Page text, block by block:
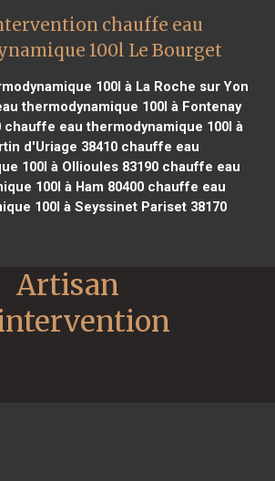
chauffe eau
100l Le Bourget
100l à La Roche sur Yon
thermodynamique 100l à Fontenay
chauffe eau thermodynamique 100l à
d'Uriage 38410chauffe eau
100l à Ollioules 83190chauffe eau
100l à Ham 80400 chauffe eau
100l à Seyssinet Pariset 38170
Artisan